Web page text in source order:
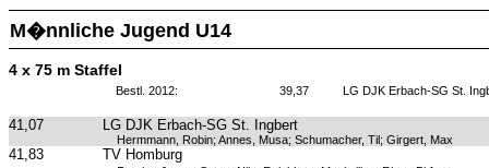
M�nnliche Jugend U14
4 x 75 m Staffel
Bestl. 2012: 39,37 LG DJK Erbach-SG St.
41,07 LG DJK Erbach-SG St. Ingbert
Hermmann, Robin; Annes, Musa; Schumacher, Til; Girgert, Max
41,83 TV Homburg